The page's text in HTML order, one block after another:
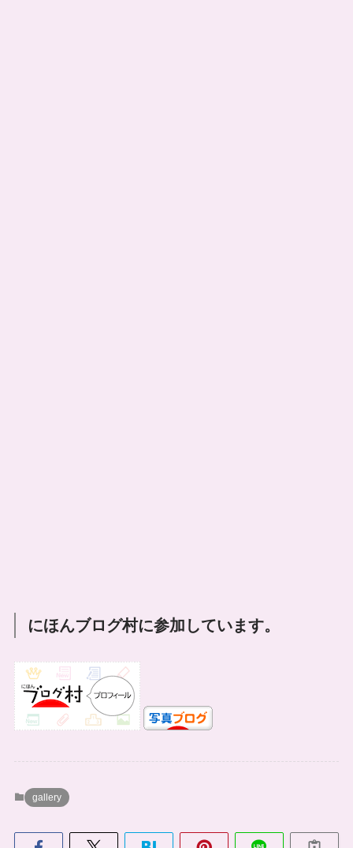
にほんブログ村に参加しています。
gallery